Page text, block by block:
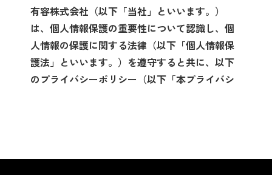
有容株式会社（以下「当社」といいます。）
は、個人情報保護の重要性について認識し、個
人情報の保護に関する法律（以下「個人情報保
護法」といいます。）を遵守すると共に、以下
のプライバシーポリシー（以下「本プライバシ
個人情報保護法の定めに従います。